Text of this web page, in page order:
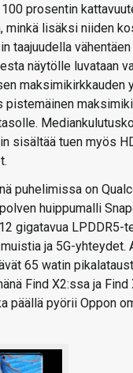
prosentin
minkä lisäksi niiden
taajuudella
näytölle luvataan
maksimikirkkauden
pistemäinen
sisältää tuen myös
puhelimissa on
huippumalli
gigatavua LPDDR5-
ja 5G-yhteydet.
65 watin
Find X2:ssa ja
päällä pyörii Oppon